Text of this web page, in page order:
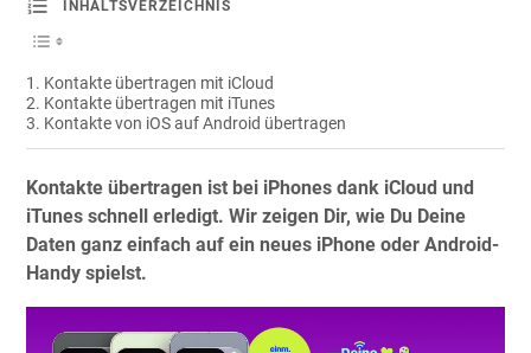
INHALTSVERZEICHNIS
Kontakte übertragen mit iCloud
Kontakte übertragen mit iTunes
Kontakte von iOS auf Android übertragen
Kontakte übertragen ist bei iPhones dank iCloud und
iTunes schnell erledigt. Wir zeigen Dir, wie Du Deine
Daten ganz einfach auf ein neues iPhone oder Android-
Handy spielst.